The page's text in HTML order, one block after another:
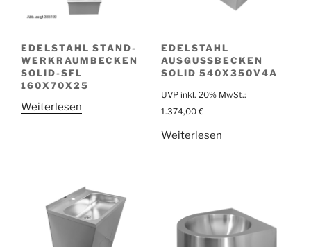
EDELSTAHL STAND-
WERKRAUMBECKEN
SOLID-SFL
160X70X25
Weiterlesen
EDELSTAHL
AUSGUSSBECKEN
SOLID 540X350V4A
UVP inkl. 20% MwSt.:
1.374,00 €
Weiterlesen